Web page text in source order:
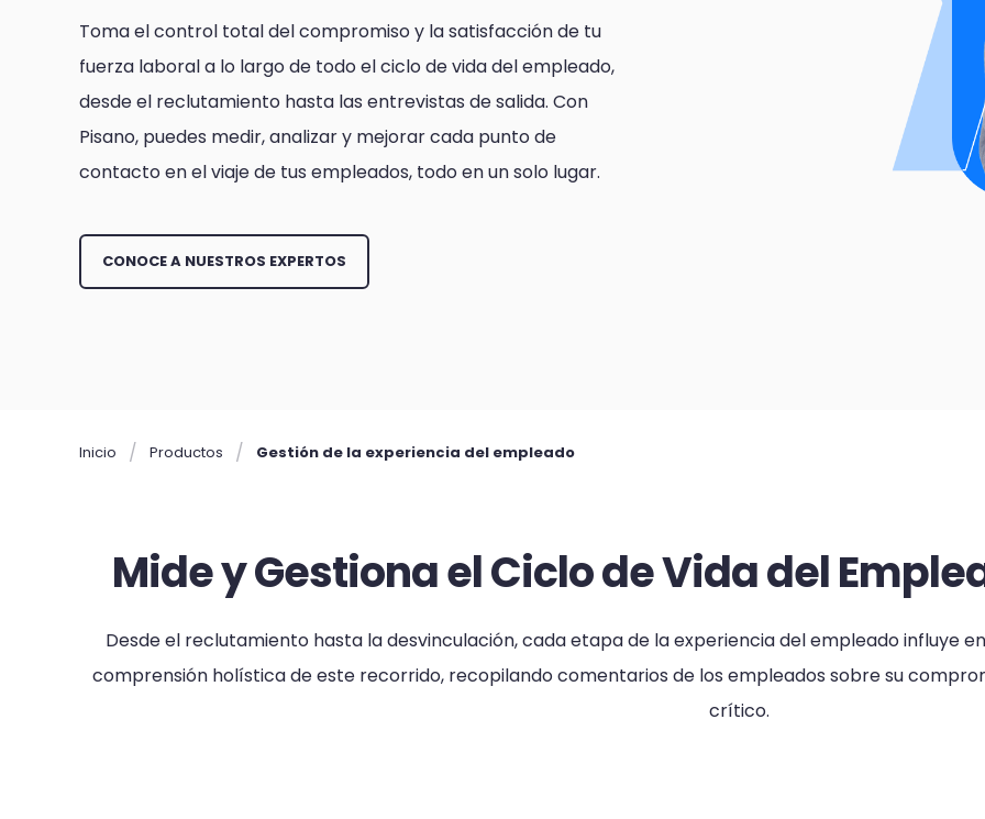
Toma el control total del compromiso y la satisfacción de tu
fuerza laboral a lo largo de todo el ciclo de vida del empleado,
desde el reclutamiento hasta las entrevistas de salida. Con
Pisano, puedes medir, analizar y mejorar cada punto de
contacto en el viaje de tus empleados, todo en un solo lugar.
CONOCE A NUESTROS EXPERTOS
Inicio Productos Gestión de la experiencia del empleado
Mide y Gestiona el Ciclo de Vida del
Desde el reclutamiento hasta la desvinculación, cada etapa de la experiencia del empleado influye
comprensión holística de este recorrido, recopilando comentarios de los empleados sobre su
crítico.